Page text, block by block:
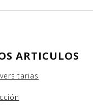
ARTICULOS